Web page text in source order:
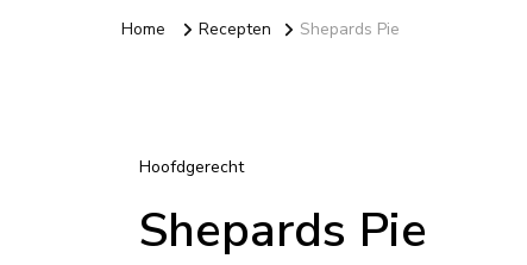
Home Recepten Shepards Pie
Hoofdgerecht
Shepards Pie